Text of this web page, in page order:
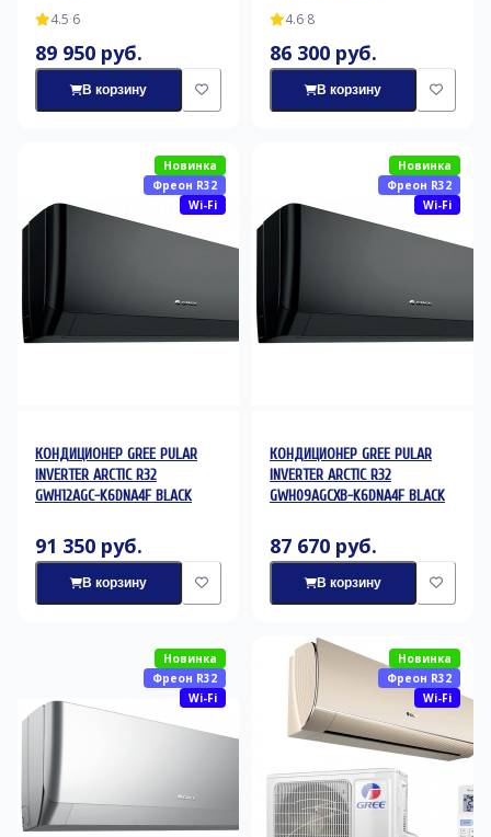
4.5·6
89 950 руб.
В корзину
4.6·8
86 300 руб.
В корзину
Новинка
Фреон R32
Wi-Fi
КОНДИЦИОНЕР GREE PULAR
INVERTER ARCTIC R32
GWH12AGC-K6DNA4F BLACK
91 350 руб.
В корзину
Новинка
Фреон R32
Wi-Fi
КОНДИЦИОНЕР GREE PULAR
INVERTER ARCTIC R32
GWH09AGCXB-K6DNA4F BLACK
87 670 руб.
В корзину
Новинка
Фреон R32
Wi-Fi
Новинка
Фреон R32
Wi-Fi